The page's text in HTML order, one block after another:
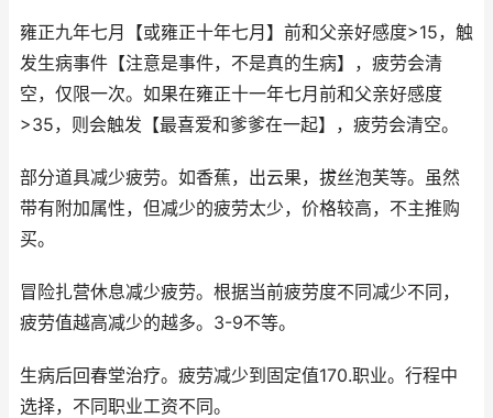
雍正九年七月【或雍正十年七月】前和父亲好感度>15，触
发生病事件【注意是事件，不是真的生病】，疲劳会清
空，仅限一次。如果在雍正十一年七月前和父亲好感度
>35，则会触发【最喜爱和爹爹在一起】，疲劳会清空。
部分道具减少疲劳。如香蕉，出云果，拔丝泡芙等。虽然
带有附加属性，但减少的疲劳太少，价格较高，不主推购
买。
冒险扎营休息减少疲劳。根据当前疲劳度不同减少不同，
疲劳值越高减少的越多。3-9不等。
生病后回春堂治疗。疲劳减少到固定值170.职业。行程中
选择，不同职业工资不同。